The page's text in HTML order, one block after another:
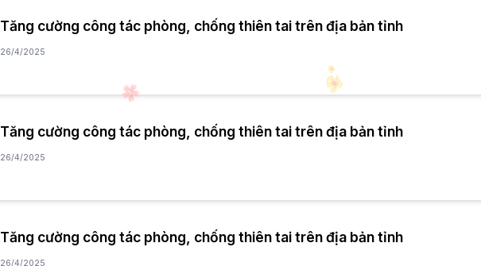
Tăng cường công tác phòng, chống thiên tai trên địa bản tỉnh
26/4/2025
Tăng cường công tác phòng, chống thiên tai trên địa bản tỉnh
26/4/2025
Tăng cường công tác phòng, chống thiên tai trên địa bản tỉnh
26/4/2025